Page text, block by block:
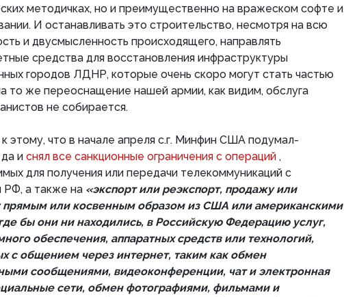
методичках, но и преимущественно на вражеском софте и
И останавливать это строительство, несмотря на всю
и двусмысленность происходящего, направлять
средства для восстановления инфраструктуры
городов ЛДНР, которые очень скоро могут стать частью
то же переоснащение нашей армии, как видим, обслуга
не собирается.
этому, что в начале апреля с.г. Минфин США подумал-
и снял все санкционные ограничения с операций ,
для получения или передачи телекоммуникаций с
РФ, а также на «экспорт или реэкспорт, продажу или
прямым или косвенным образом из США или американскими
бы они ни находились, в Российскую Федерацию услуг,
обеспечения, аппаратных средств или технологий,
с общением через интернет, таким как обмен
сообщениями, видеоконференции, чат и электронная
сети, обмен фотографиями, фильмами и